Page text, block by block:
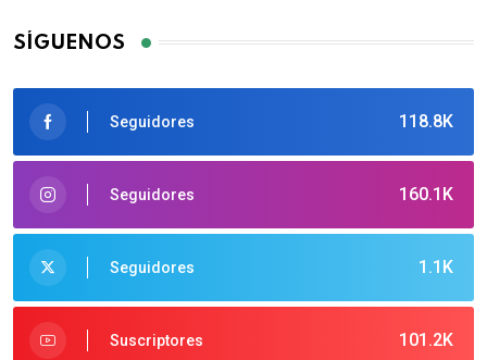
SÍGUENOS
118.8K
Seguidores
160.1K
Seguidores
1.1K
Seguidores
101.2K
Suscriptores